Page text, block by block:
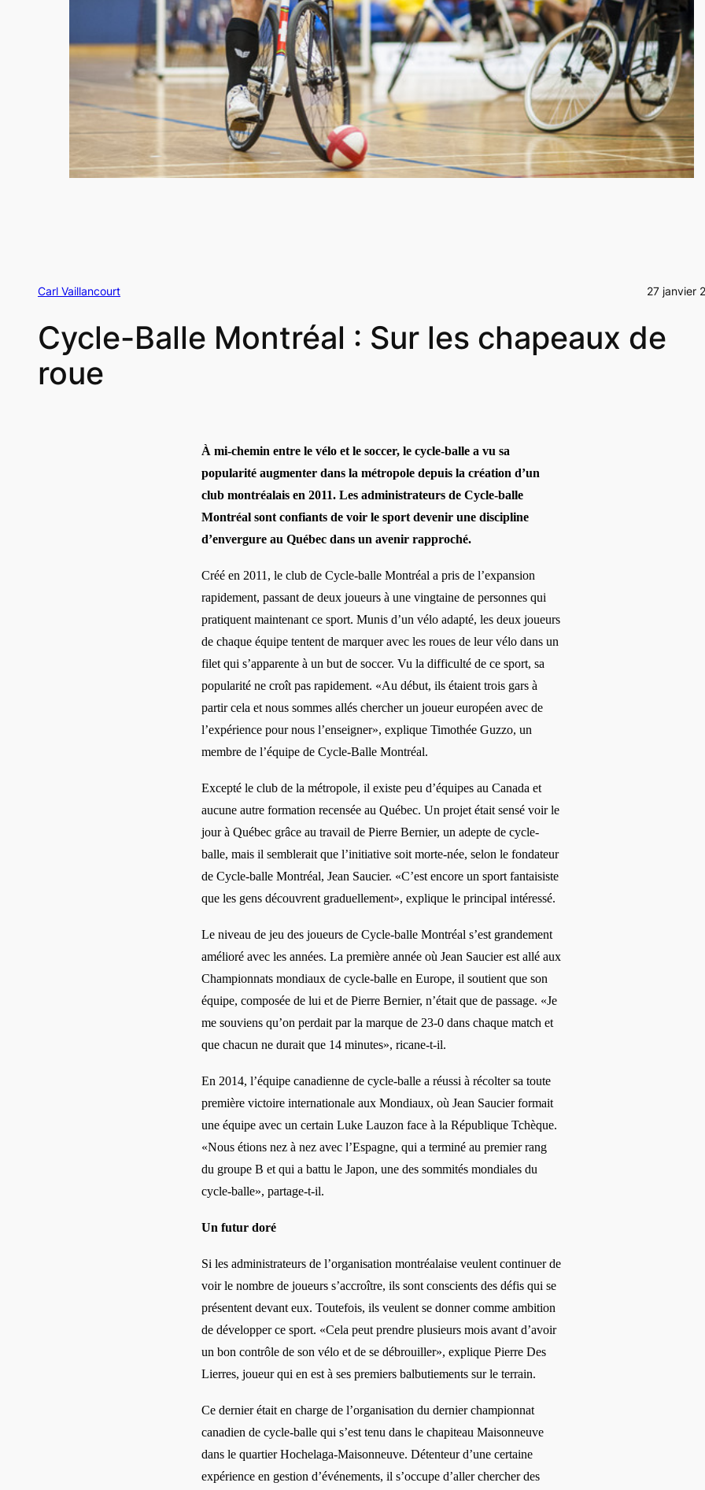
Carl Vaillancourt 27 janvier
Cycle-Balle Montréal : Sur les chapeaux de
roue
À mi-chemin entre le vélo et le soccer, le cycle-balle a vu sa
popularité augmenter dans la métropole depuis la création d’un
club montréalais en 2011. Les administrateurs de Cycle-balle
Montréal sont confiants de voir le sport devenir une discipline
d’envergure au Québec dans un avenir rapproché.
Créé en 2011, le club de Cycle-balle Montréal a pris de l’expansion
rapidement, passant de deux joueurs à une vingtaine de personnes qui
pratiquent maintenant ce sport. Munis d’un vélo adapté, les deux joueurs
de chaque équipe tentent de marquer avec les roues de leur vélo dans un
filet qui s’apparente à un but de soccer. Vu la difficulté de ce sport, sa
popularité ne croît pas rapidement. «Au début, ils étaient trois gars à
partir cela et nous sommes allés chercher un joueur européen avec de
l’expérience pour nous l’enseigner», explique Timothée Guzzo, un
membre de l’équipe de Cycle-Balle Montréal.
Excepté le club de la métropole, il existe peu d’équipes au Canada et
aucune autre formation recensée au Québec. Un projet était sensé voir le
jour à Québec grâce au travail de Pierre Bernier, un adepte de cycle-
balle, mais il semblerait que l’initiative soit morte-née, selon le fondateur
de Cycle-balle Montréal, Jean Saucier. «C’est encore un sport fantaisiste
que les gens découvrent graduellement», explique le principal intéressé.
Le niveau de jeu des joueurs de Cycle-balle Montréal s’est grandement
amélioré avec les années. La première année où Jean Saucier est allé aux
Championnats mondiaux de cycle-balle en Europe, il soutient que son
équipe, composée de lui et de Pierre Bernier, n’était que de passage. «Je
me souviens qu’on perdait par la marque de 23-0 dans chaque match et
que chacun ne durait que 14 minutes», ricane-t-il.
En 2014, l’équipe canadienne de cycle-balle a réussi à récolter sa toute
première victoire internationale aux Mondiaux, où Jean Saucier formait
une équipe avec un certain Luke Lauzon face à la République Tchèque.
«Nous étions nez à nez avec l’Espagne, qui a terminé au premier rang
du groupe B et qui a battu le Japon, une des sommités mondiales du
cycle-balle», partage-t-il.
Un futur doré
Si les administrateurs de l’organisation montréalaise veulent continuer de
voir le nombre de joueurs s’accroître, ils sont conscients des défis qui se
présentent devant eux. Toutefois, ils veulent se donner comme ambition
de développer ce sport. «Cela peut prendre plusieurs mois avant d’avoir
un bon contrôle de son vélo et de se débrouiller», explique Pierre Des
Lierres, joueur qui en est à ses premiers balbutiements sur le terrain.
Ce dernier était en charge de l’organisation du dernier championnat
canadien de cycle-balle qui s’est tenu dans le chapiteau Maisonneuve
dans le quartier Hochelaga-Maisonneuve. Détenteur d’une certaine
expérience en gestion d’événements, il s’occupe d’aller chercher des